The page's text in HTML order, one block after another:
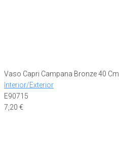
Vaso Capri Campana Bronze 40 Cm
Interior/Exterior
E90715
7,20 €